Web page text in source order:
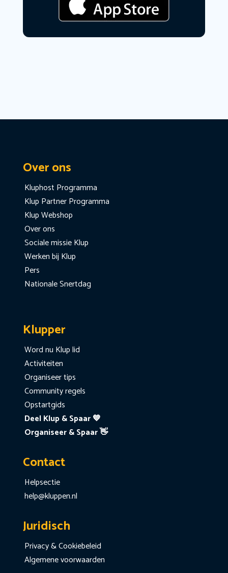
Over ons
Kluphost Programma
Klup Partner Programma
Klup Webshop
Over ons
Sociale missie Klup
Werken bij Klup
Pers
Nationale Snertdag
Klupper
Word nu Klup lid
Activiteiten
Organiseer tips
Community regels
Opstartgids
Deel Klup & Spaar 💙
Organiseer & Spaar 👋
Contact
Helpsectie
help@kluppen.nl
Juridisch
Privacy & Cookiebeleid
Algemene voorwaarden